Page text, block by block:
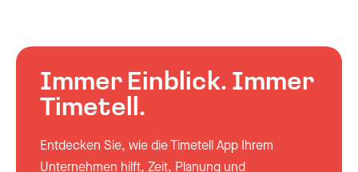
Immer Einblick. Immer
Timetell.
Entdecken Sie, wie die Timetell App Ihrem
Unternehmen hilft, Zeit, Planung und